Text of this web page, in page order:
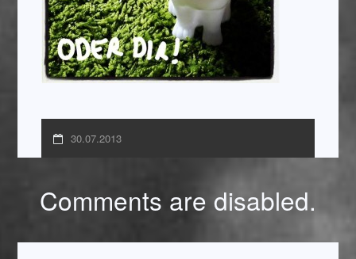
30.07.2013
Comments are disabled.